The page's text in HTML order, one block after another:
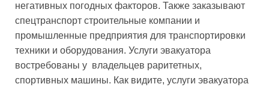
негативных погодных факторов. Также заказывают
спецтранспорт строительные компании и
промышленные предприятия для транспортировки
техники и оборудования. Услуги эвакуатора
востребованы у владельцев раритетных,
спортивных машины. Как видите, услуги эвакуатора